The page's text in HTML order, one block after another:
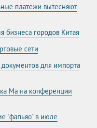
платежи вытесняют
бизнеса городов Китая
сети
для импорта
Ма на конференции
"фапьяо" в июле